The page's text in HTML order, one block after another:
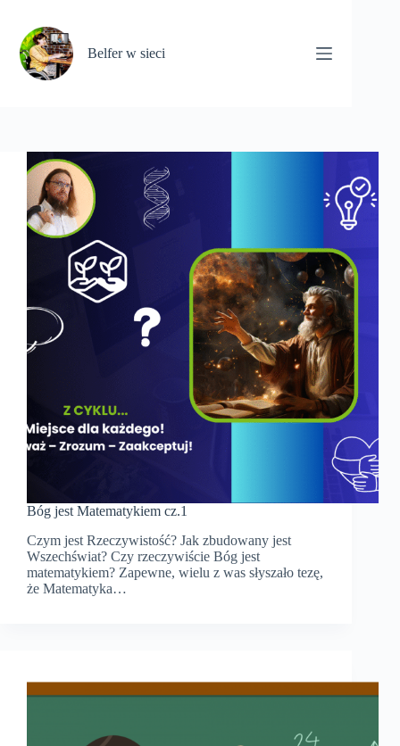
treści
Belfer w sieci
Bóg jest Matematykiem cz.1
Czym jest Rzeczywistość? Jak zbudowany jest
Wszechświat? Czy rzeczywiście Bóg jest
matematykiem? Zapewne, wielu z was słyszało tezę,
że Matematyka…